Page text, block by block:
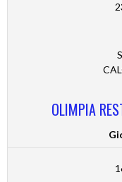
OLIMPIA